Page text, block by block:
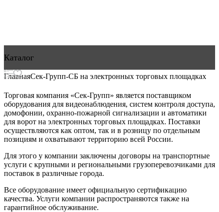
Каталог
ГлавнаяСек-Групп-СБ на электронных торговых площадках
Торговая компания «Сек-Групп» является поставщиком
оборудования для видеонаблюдения, систем контроля доступа,
домофонии, охранно-пожарной сигнализации и автоматики
для ворот на электронных торговых площадках. Поставки
осуществляются как оптом, так и в розницу по отдельным
позициям и охватывают территорию всей России.
Для этого у компании заключены договоры на транспортные
услуги с крупными и региональными грузоперевозчиками для
поставок в различные города.
Все оборудование имеет официальную сертификацию
качества. Услуги компании распространяются также на
гарантийное обслуживание.